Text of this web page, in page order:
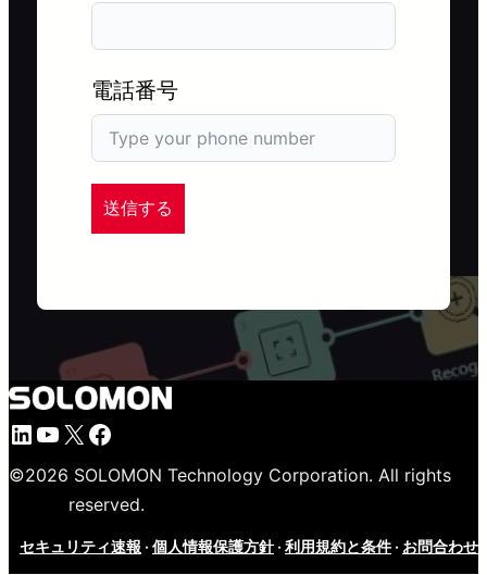
電話番号
送信する
LinkedIn
YouTube
X Facebook
©2026 SOLOMON Technology Corporation. All rights
reserved.
セキュリティ速報 · 個人情報保護方針· 利用規約と条件· お問合わせ